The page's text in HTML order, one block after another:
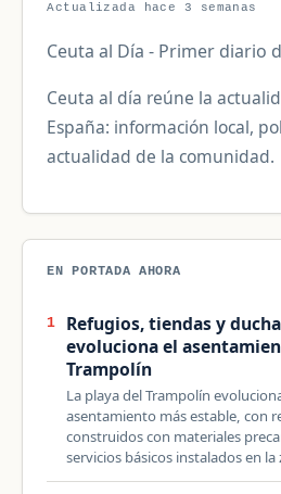
Actualizada hace 3 semanas
Ceuta al Día - Primer diario
Ceuta al día reúne la
España: información local,
actualidad de la comunidad.
EN PORTADA AHORA
1
Refugios, tiendas y
evoluciona el
Trampolín
La playa del Trampolín
asentamiento más estable, con
construidos con materiales
servicios básicos instalados en la